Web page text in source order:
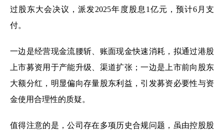
过股东大会决议，派发2025年度股息1亿元，预计6月支
付。
一边是经营现金流腰斩、账面现金快速消耗，拟通过港股
上市募资用于产能升级、渠道扩张；一边是上市前向股东
大额分红，明显偏向存量股东利益，引发募资必要性与资
金使用合理性的质疑。
值得注意的是，公司存在多项历史合规问题，虽由控股股